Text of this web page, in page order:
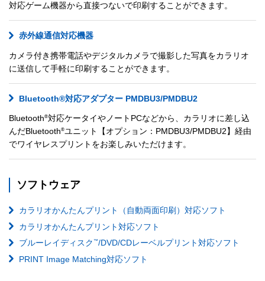
対応ゲーム機器から直接つないで印刷することができます。
赤外線通信対応機器
カメラ付き携帯電話やデジタルカメラで撮影した写真をカラリオ
に送信して手軽に印刷することができます。
Bluetooth®対応アダプター PMDBU3/PMDBU2
Bluetooth®対応ケータイやノートPCなどから、カラリオに差し込
んだBluetooth®ユニット【オプション：PMDBU3/PMDBU2】経由
でワイヤレスプリントをお楽しみいただけます。
ソフトウェア
カラリオかんたんプリント（自動両面印刷）対応ソフト
カラリオかんたんプリント対応ソフト
ブルーレイディスク ™/DVD/CDレーベルプリント対応ソフト
PRINT Image Matching対応ソフト